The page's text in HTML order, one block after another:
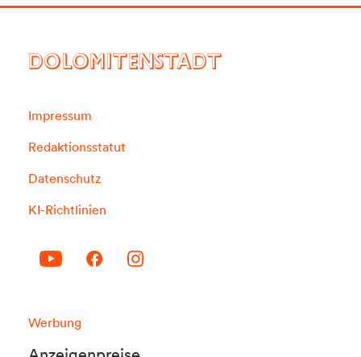
DOLOMITENSTADT
Impressum
Redaktionsstatut
Datenschutz
KI-Richtlinien
Werbung